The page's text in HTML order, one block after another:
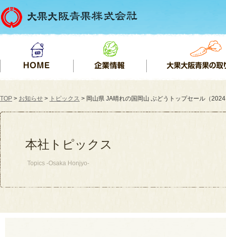
TOP > お知らせ > トピックス > 岡山県 JA晴れの国岡山 ぶどうトップセール（
本社トピックス
Topics -Osaka Honjyo-